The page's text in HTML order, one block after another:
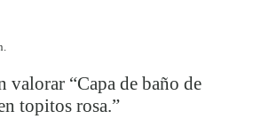
valorar “Capa de baño de
topitos rosa.”